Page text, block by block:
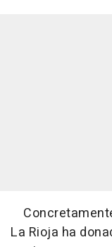
La Rioja ha